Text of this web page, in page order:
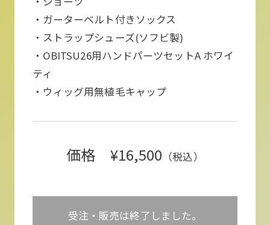
・ガーターベルト付きソックス
・ストラップシューズ(ソフビ製)
・OBITSU26用ハンドパーツセットA ホワイ
ティ
・ウィッグ用無植毛キャップ
価格 ¥16,500 （税込）
受注・販売は終了しました。